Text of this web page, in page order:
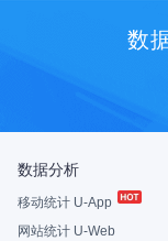
数
数据分析
移动统计 U-App
网站统计 U-Web